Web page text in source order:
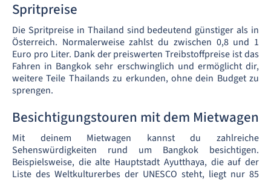
Spritpreise
Die Spritpreise in Thailand sind bedeutend günstiger als in
Österreich. Normalerweise zahlst du zwischen 0,8 und 1
Euro pro Liter. Dank der preiswerten Treibstoffpreise ist das
Fahren in Bangkok sehr erschwinglich und ermöglicht dir,
weitere Teile Thailands zu erkunden, ohne dein Budget zu
sprengen.
Besichtigungstouren mit dem Mietwagen
Mit deinem Mietwagen kannst du zahlreiche
Sehenswürdigkeiten rund um Bangkok besichtigen.
Beispielsweise, die alte Hauptstadt Ayutthaya, die auf der
Liste des Weltkulturerbes der UNESCO steht, liegt nur 85